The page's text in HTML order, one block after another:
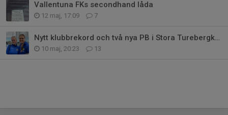
Vallentuna FKs secondhand låda
12 maj, 17:09 7
Nytt klubbrekord och två nya PB i Stora Turebergkastet
10 maj, 20:23 13